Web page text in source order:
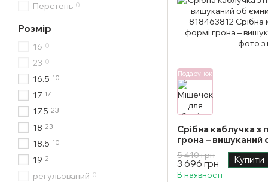
Подарунок
Срібна каблучка з
грона – вишуканий
розмір
5 410 грн
3 696 грн Купити
В наявності
Перстень 0
Розмір
16 0
23 0
16.5 10
17 17
17.5 23
18 23
18.5 10
19 2
регульований 0